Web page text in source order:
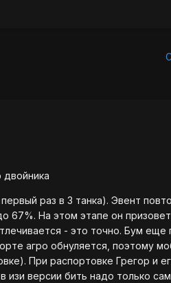
раз в 3 танка). Эвент
67%. На этом этапе он
- это точно. Бум
агро обнуляется, поэтому
При распортовке Грегор и
версии бить надо только